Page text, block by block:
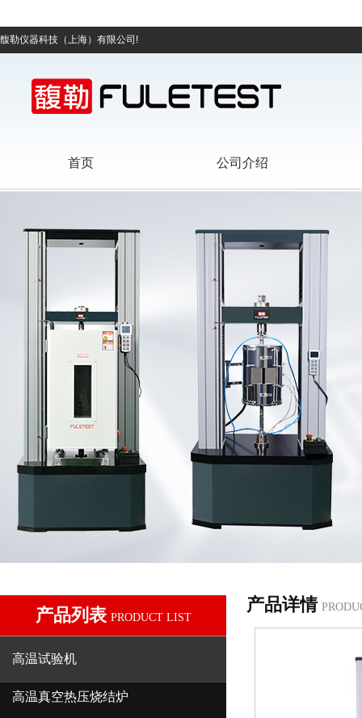
馥勒仪器科技（上海）有限公司!
首页 公司介绍
产品列表 PRODUCT LIST
高温试验机
高温真空热压烧结炉
产品详情